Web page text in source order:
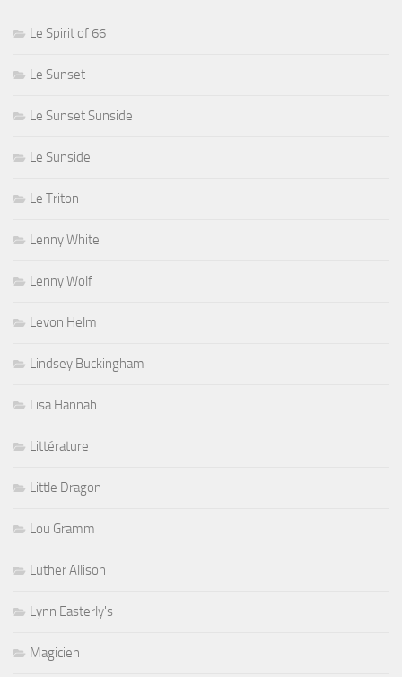
Le Spirit of 66
Le Sunset
Le Sunset Sunside
Le Sunside
Le Triton
Lenny White
Lenny Wolf
Levon Helm
Lindsey Buckingham
Lisa Hannah
Littérature
Little Dragon
Lou Gramm
Luther Allison
Lynn Easterly's
Magicien